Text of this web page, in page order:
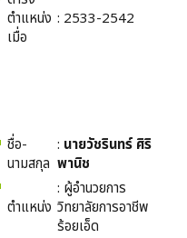
ตำแหน่ง
เมื่อ
: 2533-2542
ชื่อ-
นามสกุล
: นายวัชรินทร์ ศิริ
พานิช
ตำแหน่ง
: ผู้อำนวยการ
วิทยาลัยการอาชีพ
ร้อยเอ็ด